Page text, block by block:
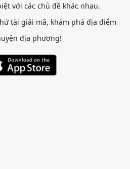
với các chủ đề khác nhau.
tài giải mã, khám phá địa điểm
địa phương!